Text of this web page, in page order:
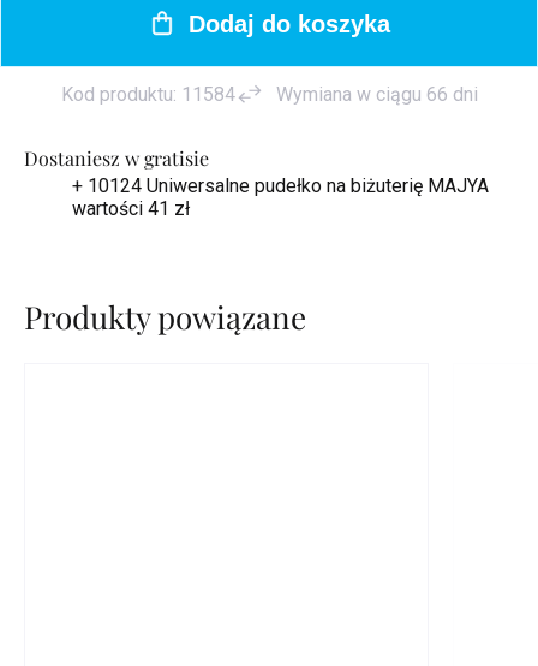
Dostaniesz w gratisie
+ 10124 Uniwersalne pudełko na biżuterię MAJYA
wartości 41 zł
Dodaj do koszyka
Kod produktu: 11584 Wymiana w ciągu 66 dni
Produkty powiązane